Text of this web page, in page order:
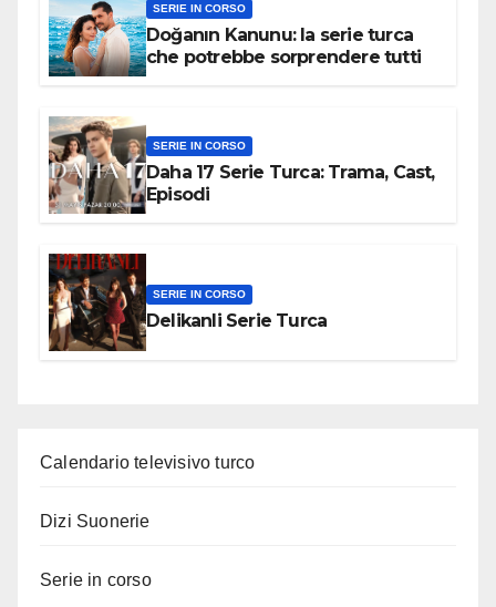
SERIE IN CORSO
Doğanın Kanunu: la serie turca
che potrebbe sorprendere tutti
SERIE IN CORSO
Daha 17 Serie Turca: Trama, Cast,
Episodi
SERIE IN CORSO
Delikanli Serie Turca
Calendario televisivo turco
Dizi Suonerie
Serie in corso